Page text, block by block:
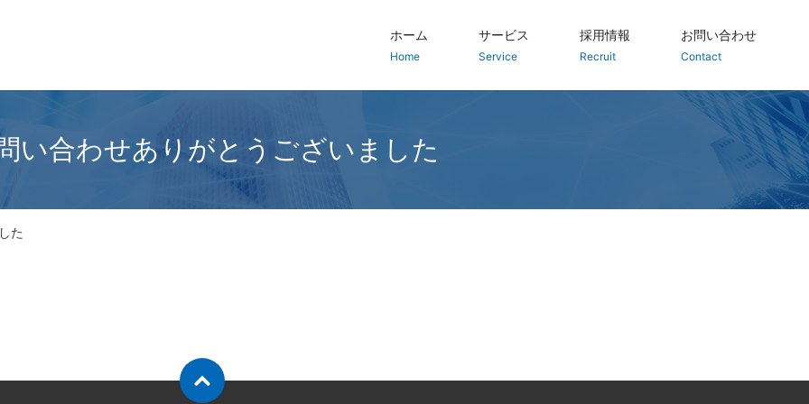
ホーム
Home
サービス
Service
採用情報
Recruit
お問い合わせ
Contact
い合わせありがとうございました
た